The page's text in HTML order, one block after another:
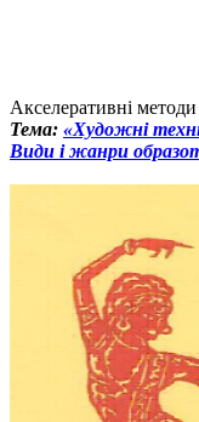
Акселеративні
Тема: «Художні
Види і жанри